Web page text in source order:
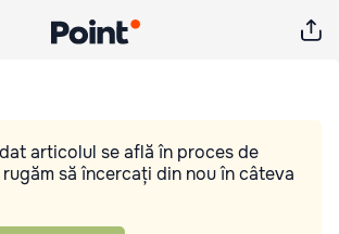
articolul se află în proces de
să încercați din nou în câteva